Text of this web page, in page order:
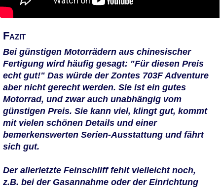
Fazit
Bei günstigen Motorrädern aus chinesischer
Fertigung wird häufig gesagt: "Für diesen Preis
echt gut!" Das würde der Zontes 703F Adventure
aber nicht gerecht werden. Sie ist ein gutes
Motorrad, und zwar auch unabhängig vom
günstigen Preis. Sie kann viel, klingt gut, kommt
mit vielen schönen Details und einer
bemerkenswerten Serien-Ausstattung und fährt
sich gut.
Der allerletzte Feinschliff fehlt vielleicht noch,
z.B. bei der Gasannahme oder der Einrichtung